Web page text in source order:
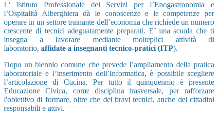
L’ Istituto Professionale dei Servizi per l’Enogastronomia e
l’Ospitalità Alberghiera dà le conoscenze e le competenze per
operare in un settore trainante dell’economia che richiede un numero
crescente di tecnici adeguatamente preparati. E’ una scuola che ti
insegna a lavorare mediante molteplici attività di
laboratorio, affidate a insegnanti tecnico-pratici (ITP).
Dopo un biennio comune che prevede l’ampliamento della pratica
laboratoriale e l’inserimento dell’Informatica, è possibile scegliere
l’articolazione di Cucina. Per tutto il quinquennio è presente
Educazione Civica, come disciplina trasversale, per rafforzare
l'obiettivo di formare, oltre che dei bravi tecnici, anche dei cittadini
responsabili e attivi.